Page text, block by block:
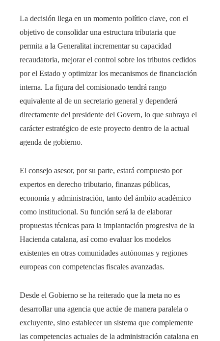
La decisión llega en un momento político clave, con el
objetivo de consolidar una estructura tributaria que
permita a la Generalitat incrementar su capacidad
recaudatoria, mejorar el control sobre los tributos cedidos
por el Estado y optimizar los mecanismos de financiación
interna. La figura del comisionado tendrá rango
equivalente al de un secretario general y dependerá
directamente del presidente del Govern, lo que subraya el
carácter estratégico de este proyecto dentro de la actual
agenda de gobierno.
El consejo asesor, por su parte, estará compuesto por
expertos en derecho tributario, finanzas públicas,
economía y administración, tanto del ámbito académico
como institucional. Su función será la de elaborar
propuestas técnicas para la implantación progresiva de la
Hacienda catalana, así como evaluar los modelos
existentes en otras comunidades autónomas y regiones
europeas con competencias fiscales avanzadas.
Desde el Gobierno se ha reiterado que la meta no es
desarrollar una agencia que actúe de manera paralela o
excluyente, sino establecer un sistema que complemente
las competencias actuales de la administración catalana en